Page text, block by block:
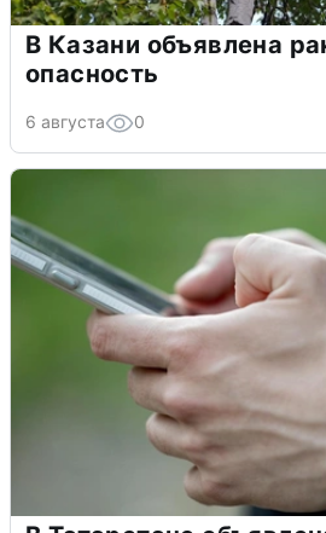
В Казани объявлена
опасность
6 августа 0